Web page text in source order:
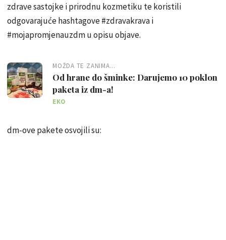
zdrave sastojke i prirodnu kozmetiku te koristili
odgovarajuće hashtagove #zdravakrava i
#mojapromjenauzdm u opisu objave.
MOŽDA TE ZANIMA...
Od hrane do šminke: Darujemo 10 poklon
paketa iz dm-a!
EKO
dm-ove pakete osvojili su: